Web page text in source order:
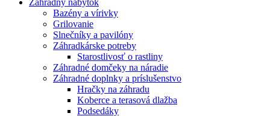
Bazény a vírivky
Grilovanie
Slnečníky a pavilóny
Záhradkárske potreby
Starostlivosť o rastliny
Záhradné domčeky na náradie
Záhradné doplnky a príslušenstvo
Hračky na záhradu
Koberce a terasová dlažba
Podsedáky